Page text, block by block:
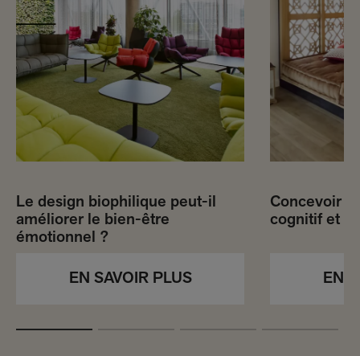
Le design biophilique peut-il
améliorer le bien-être
émotionnel ?
EN SAVOIR PLUS
Concevoir
cognitif et
EN